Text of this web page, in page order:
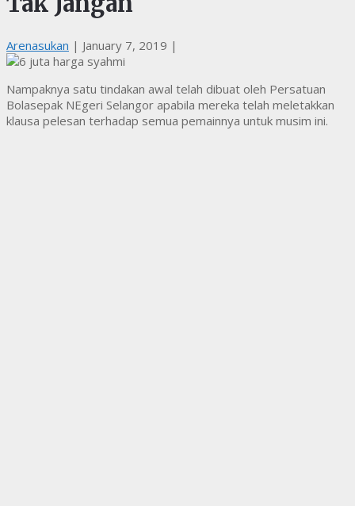
Arenasukan | January 7, 2019 |
Nampaknya satu tindakan awal telah dibuat oleh Persatuan
Bolasepak NEgeri Selangor apabila mereka telah meletakkan
klausa pelesan terhadap semua pemainnya untuk musim ini.